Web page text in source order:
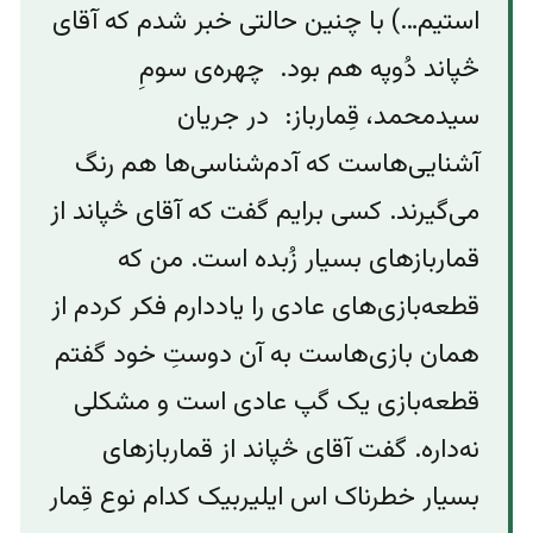
استیم…) با چنین حالتی خبر شدم که آقای
څپاند دُوپه هم بود. چهره‌‌ی سومِ
سیدمحمد، قِمارباز: در جریان
آشنایی‌هاست که آدم‌شناسی‌ها هم رنگ
می‌گیرند. کسی برایم گفت که آقای څپاند از
قماربازهای بسیار زُبده است. من که
قطعه‌بازی‌های عادی را یاددارم فکر کردم از
همان بازی‌هاست به آن دوستِ خود گفتم
قطعه‌بازی یک گپ عادی است و مشکلی
نه‌داره. گفت آقای څپاند از قماربازهای
بسیار خطرناک اس ایلیربیک کدام نوع قِمار